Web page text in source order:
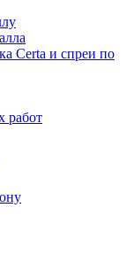
Certa и спреи по
работ